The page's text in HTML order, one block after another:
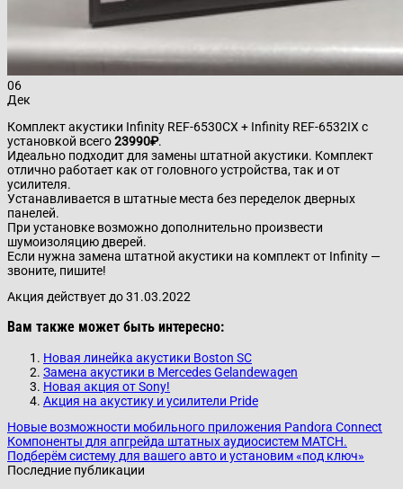
06
Дек
Комплект акустики Infinity REF-6530CX + Infinity REF-6532IX с
установкой всего23990₽.
Идеально подходит для замены штатной акустики. Комплект
отлично работает как от головного устройства, так и от
усилителя.
Устанавливается в штатные места без переделок дверных
панелей.
При установке возможно дополнительно произвести
шумоизоляцию дверей.
Если нужна замена штатной акустики на комплект от Infinity —
звоните, пишите!
Акция действует до 31.03.2022
Вам также может быть интересно:
Новая линейка акустики Boston SC
Замена акустики в Mercedes Gelandewagen
Новая акция от Sony!
Акция на акустику и усилители Pride
Новые возможности мобильного приложения Pandora Connect
Компоненты для апгрейда штатных аудиосистем MATCH.
Подберём систему для вашего авто и установим «под ключ»
Последние публикации